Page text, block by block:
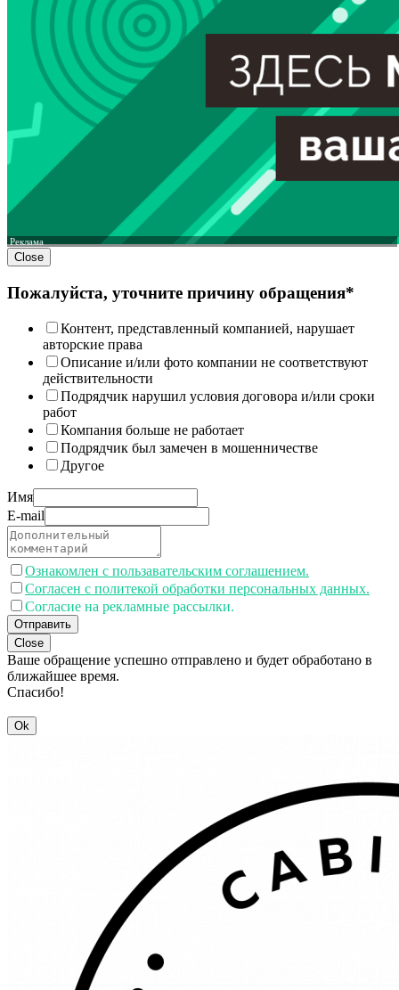
Реклама
Close
Пожалуйста, уточните причину обращения*
Контент, представленный компанией, нарушает
авторские права
Описание и/или фото компании не соответствуют
действительности
Подрядчик нарушил условия договора и/или сроки
работ
Компания больше не работает
Подрядчик был замечен в мошенничестве
Другое
Имя
E-mail
Ознакомлен с пользавательским соглашением.
Согласен с политекой обработки персональных данных.
Согласие на рекламные рассылки.
Отправить
Close
Ваше обращение успешно отправлено и будет обработано в
ближайшее время.
Спасибо!
Ok